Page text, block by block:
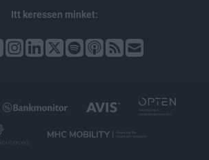
Itt keressen minket: